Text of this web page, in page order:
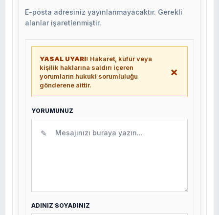
E-posta adresiniz yayınlanmayacaktır. Gerekli
alanlar işaretlenmiştir.
YASAL UYARI: Hakaret, küfür veya
kişilik haklarına saldırı içeren
yorumların hukuki sorumluluğu
gönderene aittir.
×
YORUMUNUZ
✎
ADINIZ SOYADINIZ